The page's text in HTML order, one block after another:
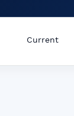
Current